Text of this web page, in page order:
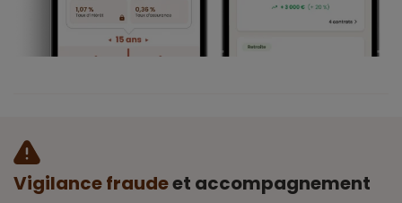
Vigilance fraudeet accompagnement